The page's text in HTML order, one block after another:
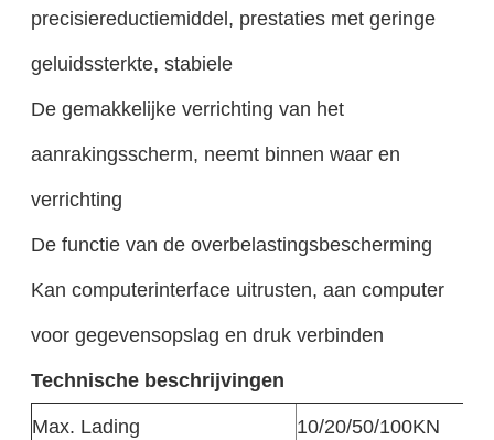
precisiereductiemiddel, prestaties met geringe
geluidssterkte, stabiele
De gemakkelijke verrichting van het
aanrakingsscherm, neemt binnen waar en
verrichting
De functie van de overbelastingsbescherming
Kan computerinterface uitrusten, aan computer
voor gegevensopslag en druk verbinden
Technische beschrijvingen
Max. Lading
10/20/50/100KN